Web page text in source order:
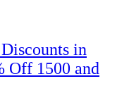
in
Off 1500 and